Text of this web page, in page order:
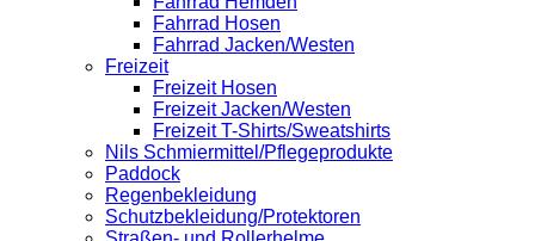
Fahrrad Hosen
Fahrrad Jacken/Westen
Freizeit
Freizeit Hosen
Freizeit Jacken/Westen
Freizeit T-Shirts/Sweatshirts
Nils Schmiermittel/Pflegeprodukte
Paddock
Regenbekleidung
Schutzbekleidung/Protektoren